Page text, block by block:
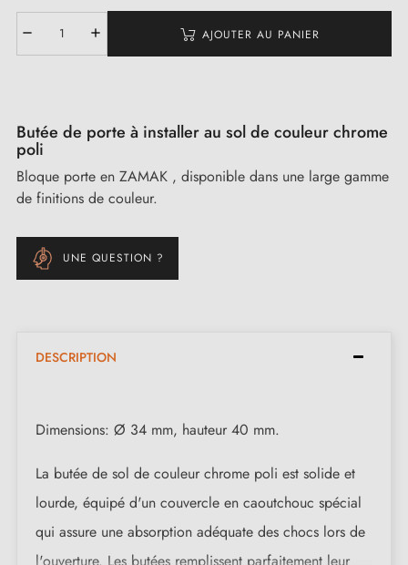
AJOUTER AU PANIER
Butée de porte à installer au sol de couleur chrome
poli
Bloque porte en ZAMAK , disponible dans une large gamme
de finitions de couleur.
UNE QUESTION ?
DESCRIPTION
Dimensions: Ø 34 mm, hauteur 40 mm.
La butée de sol de couleur chrome poli est solide et
lourde, équipé d'un couvercle en caoutchouc spécial
qui assure une absorption adéquate des chocs lors de
l'ouverture. Les butées remplissent parfaitement leur